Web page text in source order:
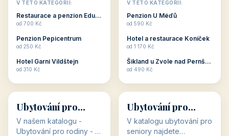
dovolenou přímo
souvisejí. Aktivní
odpočinek jso...
V TÉTO KATEGORII:
Restaurace a penzion Eduard
od 700 Kč
Penzion Pepicentrum
od 250 Kč
Hotel Garni Vildštejn
od 310 Kč
cenově dostupné
ubytování v ČR. Budete
c...
V TÉTO KATEGORII:
Penzion U Méďů
od 590 Kč
Hotel a restaurace Koníček
od 1 170 Kč
Šikland u Zvole nad Pernštejnem
od 490 Kč
👨‍👩‍👧‍👦
👨‍👩‍👧‍👦
34 objektů
Ubytování pro
rodiny
V našem katalogu -
Ubytování pro rodiny -
🧓
🧓
33 objektů
Ubytování pro
seniory
V katalogu ubytování pro
seniory najdete